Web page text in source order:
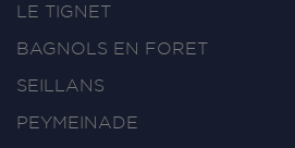
LE TIGNET
BAGNOLS EN FORET
SEILLANS
PEYMEINADE